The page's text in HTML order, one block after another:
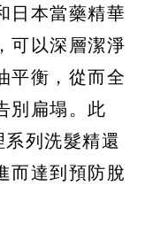
日本當藥精華
可以深層潔淨
平衡，從而全
別扁塌。此
列洗髮精還
而達到預防脫